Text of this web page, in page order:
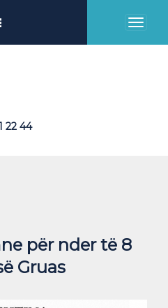
Toggle
22 44
për nder të 8
Gruas